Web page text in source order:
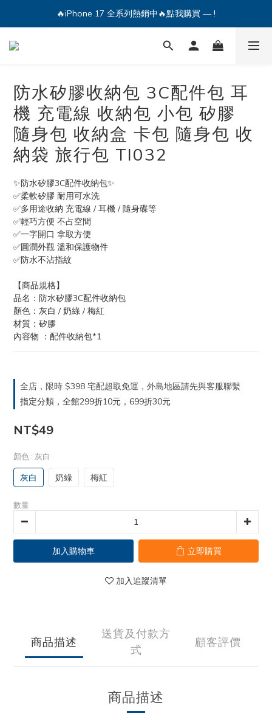
🔥iPhone 17 全系列熱銷中🔥點我購買 — !
💕加入Q哥 Line 新好友領優惠券！🎫
🔥iPhone 17 全系列熱銷中🔥點我購買 — !
防水矽膠收納包 3C配件包 耳
機 充電線 收納包 小包 矽膠
隨身包 收納盒 卡包 隨身包 收
納袋 旅行包 TI032
✨防水矽膠3C配件收納包✨
✅柔軟矽膠 耐用可水洗
✅多用途收納 充電線 / 耳機 / 隨身碟等
✅輕巧方便 不占空間
✅一字開口 拿取方便
✅圓潤外觀 溫和保護物件
✅防水不沾指紋
【商品規格】
品名：防水矽膠3C配件收納包
顏色：灰白 / 奶綠 / 梅紅
材質：矽膠
內容物 ：配件收納包*1
全店，限時 $398 宅配超取免運，外島地區請先與客服聯繫
指定分類，全館299折10元，699折30元
NT$49
顏色 : 灰白
灰白 奶綠 梅紅
數量
加入購物車 立即購買
加入追蹤清單
商品描述
送貨及付款方
式
顧客評價
商品描述